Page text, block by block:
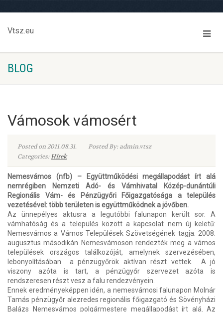
Vtsz.eu
BLOG
Vámosok vámosért
Posted on 2011.08.31.
Posted By: admin.vtsz
Categories:Hírek
Nemesvámos (nfb) – Együttműködési megállapodást írt alá
nemrégiben Nemzeti Adó- és Vámhivatal Közép-dunántúli
Regionális Vám- és Pénzügyőri Főigazgatósága a település
vezetésével: több területen is együttműködnek a jövőben.
Az ünnepélyes aktusra a legutóbbi falunapon került sor. A
vámhatóság és a település között a kapcsolat nem új keletű:
Nemesvámos a Vámos Települések Szövetségének tagja. 2008.
augusztus másodikán Nemesvámoson rendezték meg a vámos
települések országos találkozóját, amelynek szervezésében,
lebonyolításában a pénzügyőrök aktívan részt vettek. A jó
viszony azóta is tart, a pénzügyőr szervezet azóta is
rendszeresen részt vesz a falu rendezvényein.
Ennek eredményeképpen idén, a nemesvámosi falunapon Molnár
Tamás pénzügyőr alezredes regionális főigazgató és Sövényházi
Balázs Nemesvámos polgármestere megállapodást írt alá. Az